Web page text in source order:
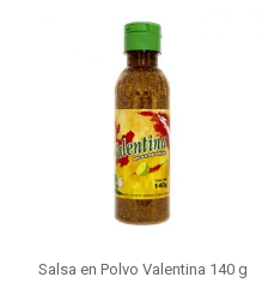
Salsa en Polvo Valentina 140 g